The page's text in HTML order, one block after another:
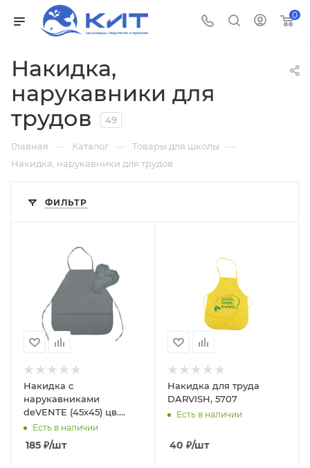
0
Накидка,
нарукавники для
трудов
49
Главная — Каталог — Товары для школы —
Накидка, нарукавники для трудов
ФИЛЬТР
Накидка с
нарукавниками
deVENTE (45х45) цв.
серый, 7042607
Есть в наличии
185 ₽/шт
Накидка для труда
DARVISH, 5707
Есть в наличии
40 ₽/шт